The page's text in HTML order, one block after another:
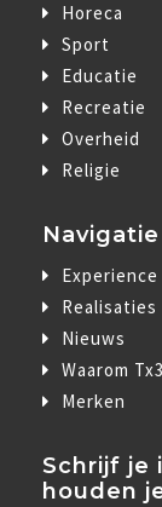
Horeca
Sport
Educatie
Recreatie
Overheid
Religie
Navigatie
Realisaties
Nieuws
Waarom
Merken
Schrijf je
houden